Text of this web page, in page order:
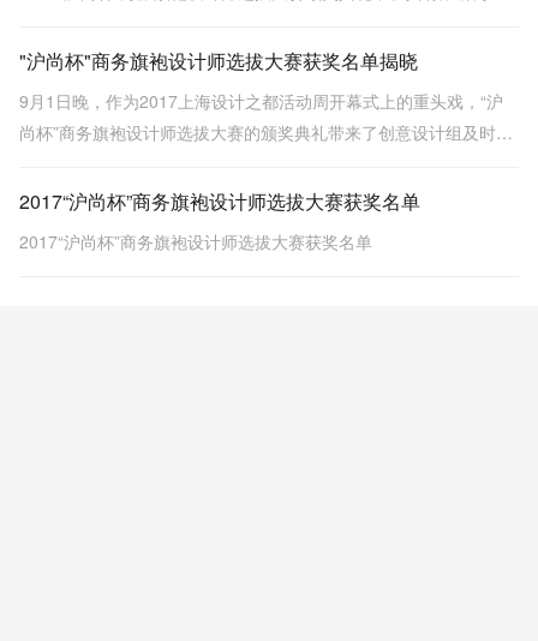
"沪尚杯"商务旗袍设计师选拔大赛获奖名单揭晓
9月1日晚，作为2017上海设计之都活动周开幕式上的重头戏，“沪
尚杯”商务旗袍设计师选拔大赛的颁奖典礼带来了创意设计组及时尚
高潮。
2017“沪尚杯”商务旗袍设计师选拔大赛获奖名单
2017“沪尚杯”商务旗袍设计师选拔大赛获奖名单